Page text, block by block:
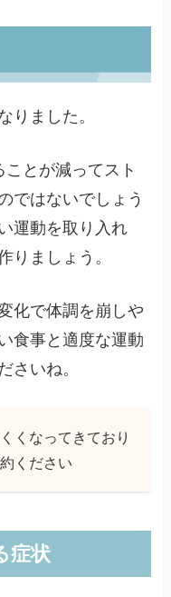
りました。
とが減ってスト
ではないでしょう
運動を取り入れ
りましょう。
化で体調を崩しや
食事と適度な運動
さいね。
くなってきており
ください
症状